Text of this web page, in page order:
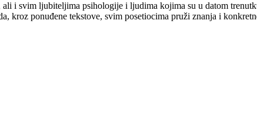
i svim ljubiteljima psihologije i ljudima kojima su u datom
kroz ponuđene tekstove, svim posetiocima pruži znanja i